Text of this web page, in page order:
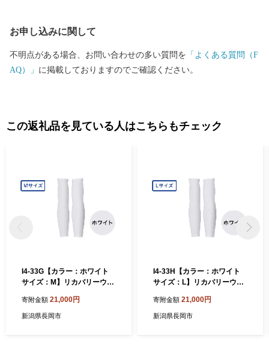
お申し込みに関して
不明点がある場合、お問い合わせの多い質問を 「よくある質問（F
AQ）」 に掲載しておりますのでご確認ください。
この返礼品を見ている人はこちらもチェック
I4-33G【カラー：ホワイト
サイズ：M】リカバリーウェ
番：AAA99521）
寄附金額 21,000円
新潟県長岡市
I4-33H【カラー：ホワイト
サイズ：L】リカバリーウェ
番：AAA99521）
寄附金額 21,000円
新潟県長岡市